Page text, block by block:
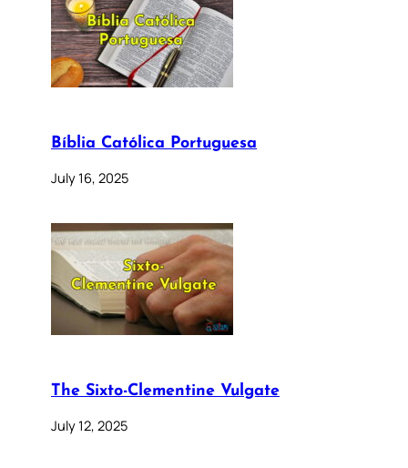
Bíblia Católica Portuguesa
July 16, 2025
The Sixto-Clementine Vulgate
July 12, 2025